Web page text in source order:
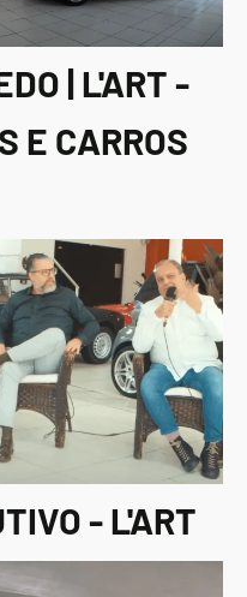
| L'ART -
E CARROS
- L'ART